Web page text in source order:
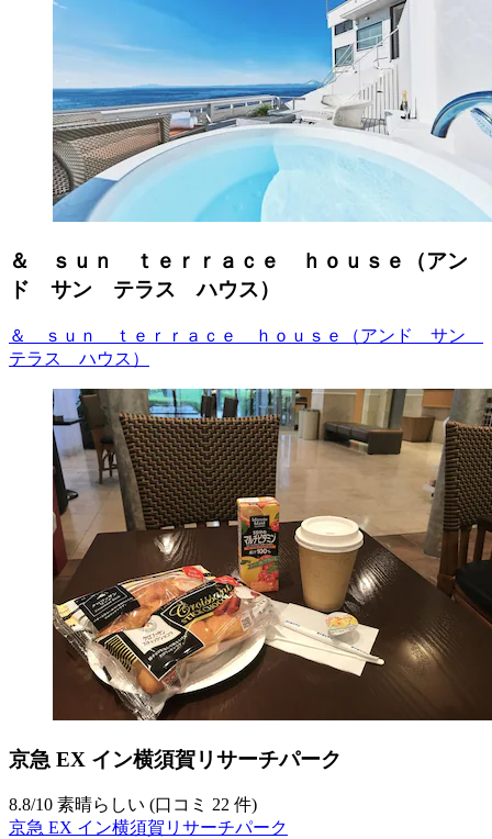
＆ ｓｕｎ ｔｅｒｒａｃｅ ｈｏｕｓｅ（アン
ド サン テラス ハウス）
＆ ｓｕｎ ｔｅｒｒａｃｅ ｈｏｕｓｅ（アンド サン
テラス ハウス）
京急 EX イン横須賀リサーチパーク
8.8/10 素晴らしい (口コミ 22 件)
京急 EX イン横須賀リサーチパーク